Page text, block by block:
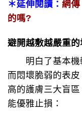
＊延伸閱讀： 網傳
的嗎?
避開越敷越嚴重
明白了基本機
而悶壞脆弱的表
高的護膚三大盲
能優雅止損：